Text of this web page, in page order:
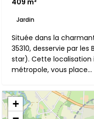
409 m²
Jardin
Située dans la
35310, desservie par
star). Cette localisation
métropole, vous place...
+